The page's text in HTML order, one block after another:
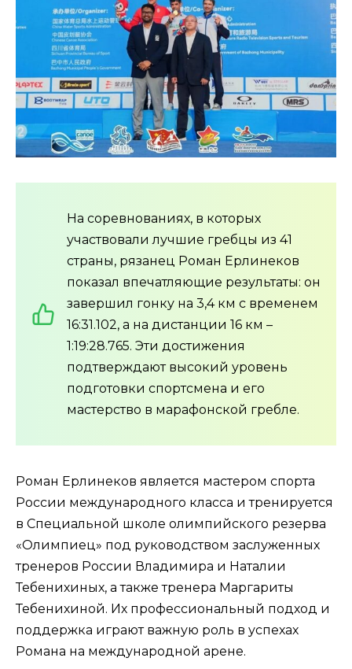
На соревнованиях, в которых
участвовали лучшие гребцы из 41
страны, рязанец Роман Ерлинеков
показал впечатляющие результаты: он
завершил гонку на 3,4 км с временем
16:31.102, а на дистанции 16 км –
1:19:28.765. Эти достижения
подтверждают высокий уровень
подготовки спортсмена и его
мастерство в марафонской гребле.
Роман Ерлинеков является мастером спорта
России международного класса и тренируется
в Специальной школе олимпийского резерва
«Олимпиец» под руководством заслуженных
тренеров России Владимира и Наталии
Тебенихиных, а также тренера Маргариты
Тебенихиной. Их профессиональный подход и
поддержка играют важную роль в успехах
Романа на международной арене.